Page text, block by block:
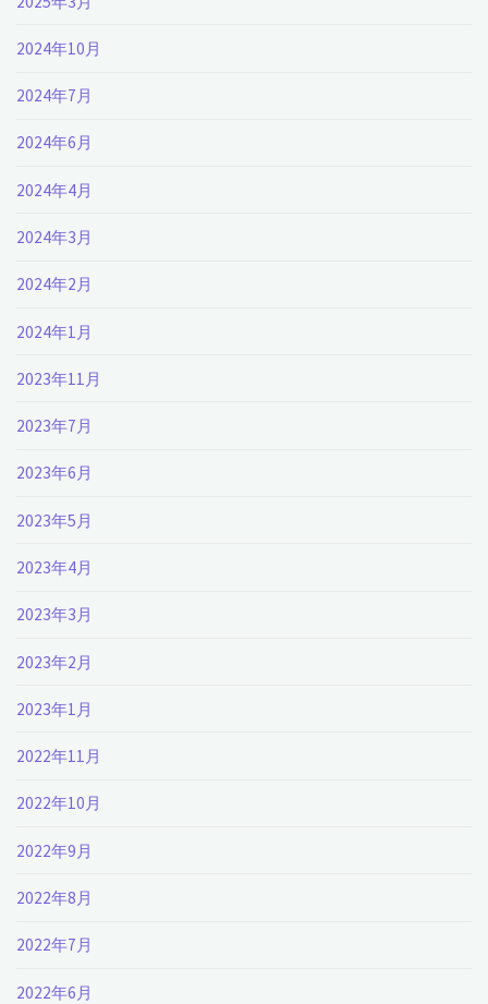
2024年10月
2024年7月
2024年6月
2024年4月
2024年3月
2024年2月
2024年1月
2023年11月
2023年7月
2023年6月
2023年5月
2023年4月
2023年3月
2023年2月
2023年1月
2022年11月
2022年10月
2022年9月
2022年8月
2022年7月
2022年6月